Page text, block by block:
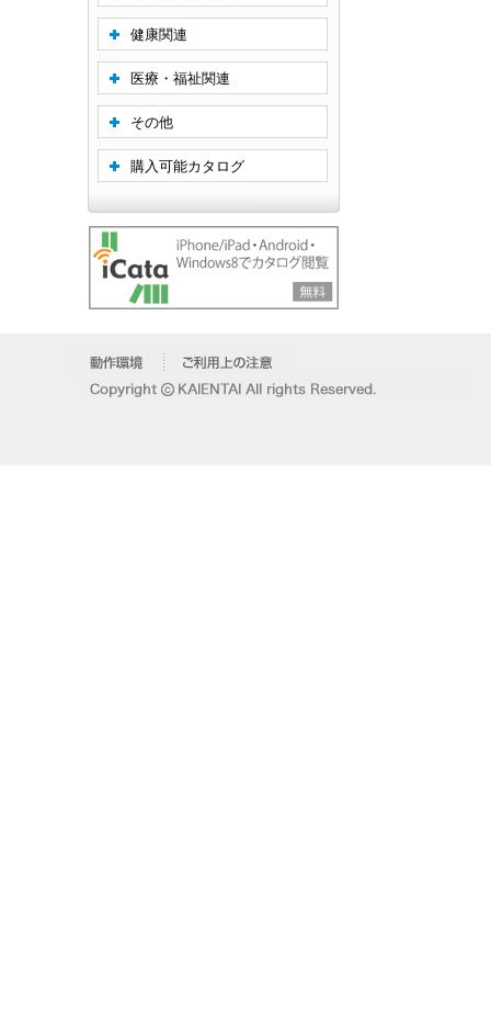
健康関連
医療・福祉関連
その他
購入可能カタログ